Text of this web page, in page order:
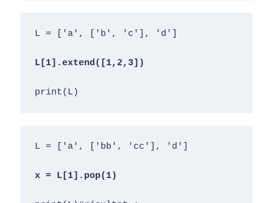
L = ['a', ['b', 'c'], 'd']
L[1].extend([1,2,3])
print(L)
L = ['a', ['bb', 'cc'], 'd']
x = L[1]. pop(1)